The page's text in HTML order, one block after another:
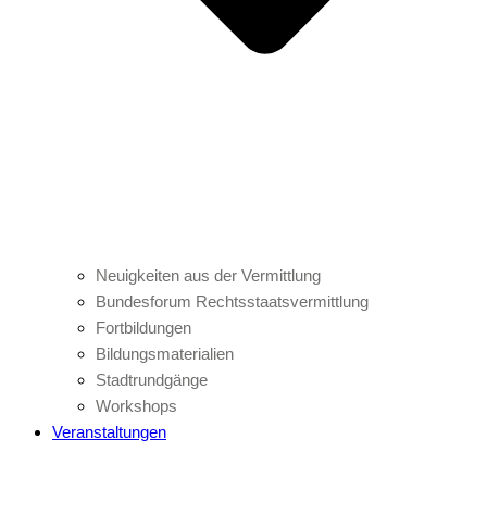
Neuigkeiten aus der Vermittlung
Bundesforum Rechtsstaatsvermittlung
Fortbildungen
Bildungsmaterialien
Stadtrundgänge
Workshops
Veranstaltungen